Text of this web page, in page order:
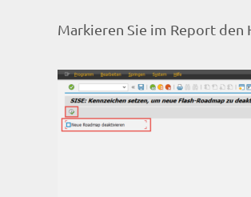
Markieren Sie im Report den